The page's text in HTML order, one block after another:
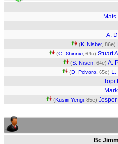
Mats
A.
(K. Nisbet , 86e)
(G. Shinnie , 64e) Stuart
(S. Nilsen , 64e) A.
(D. Polvara , 65e) L.
Topi
(Kusini Yengi , 85e) Jesper
Bo